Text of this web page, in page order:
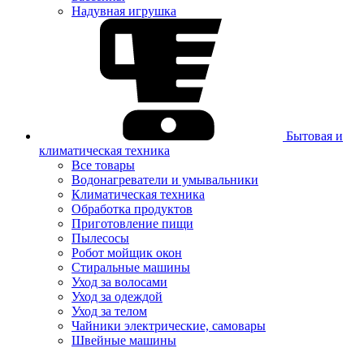
Надувная игрушка
Бытовая и
климатическая техника
Все товары
Водонагреватели и умывальники
Климатическая техника
Обработка продуктов
Приготовление пищи
Пылесосы
Робот мойщик окон
Стиральные машины
Уход за волосами
Уход за одеждой
Уход за телом
Чайники электрические, самовары
Швейные машины